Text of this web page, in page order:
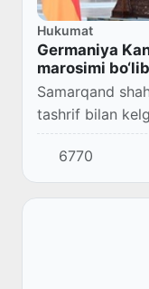
Hukumat
Germaniya
marosimi
Samarqand
tashrif bilan
Olaf Sholsni
6770